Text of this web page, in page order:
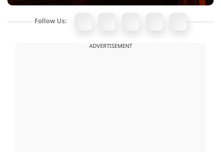
Follow Us:
ADVERTISEMENT